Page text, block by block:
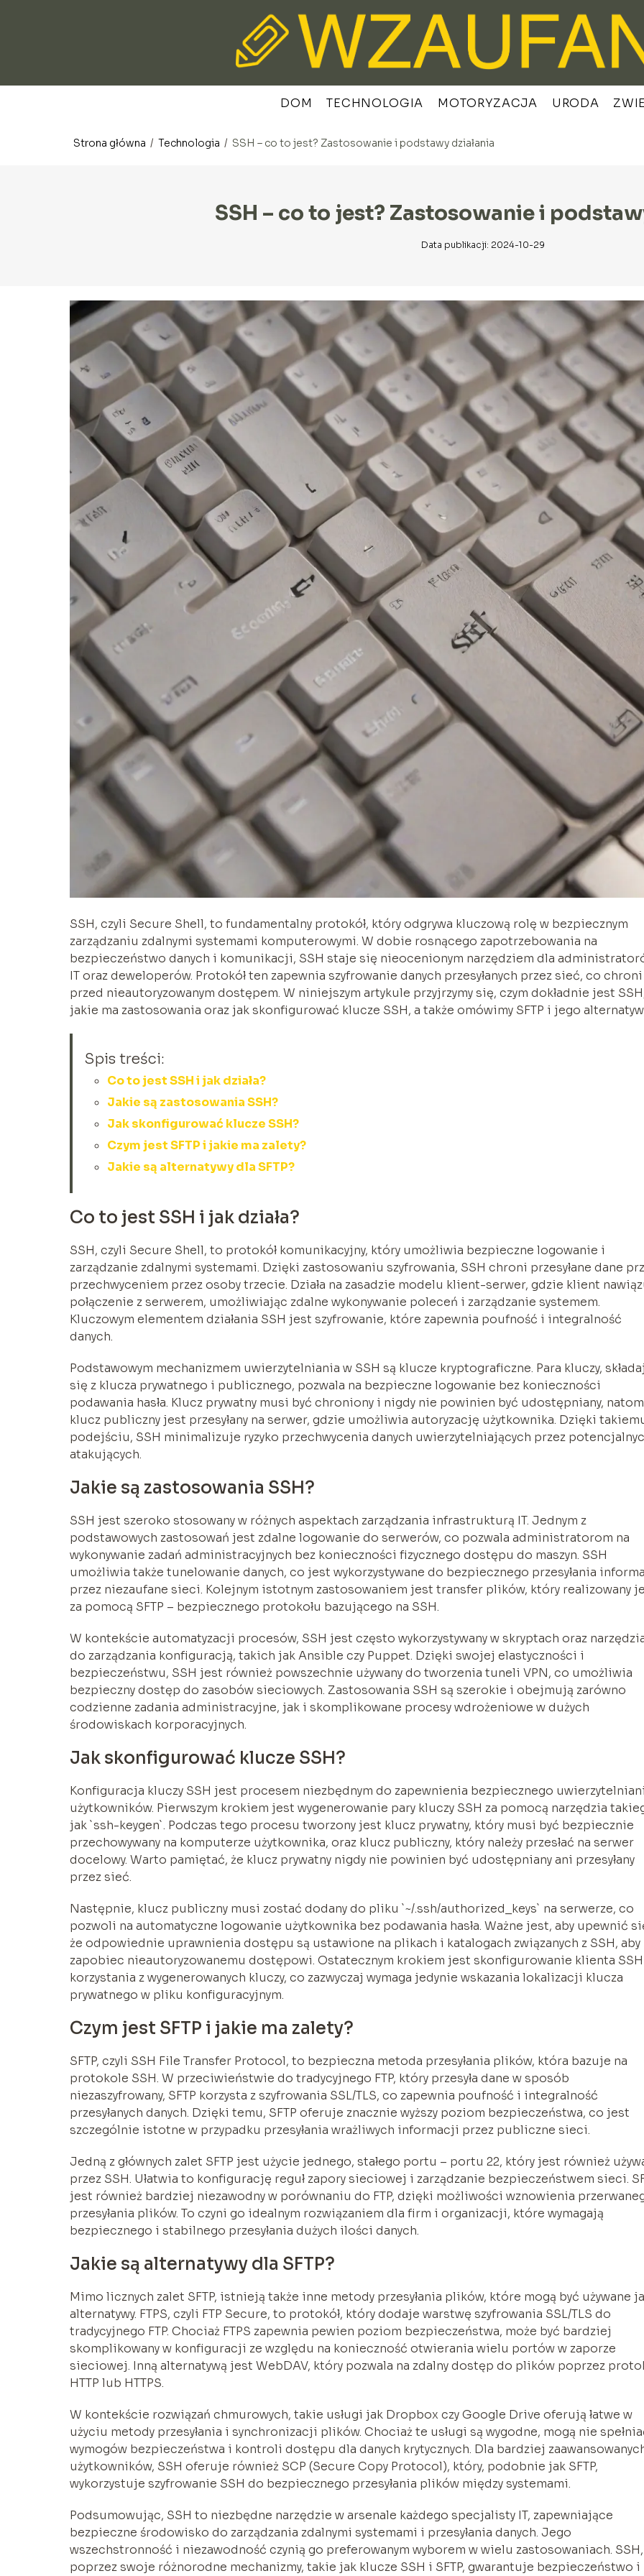
DOM TECHNOLOGIA MOTORYZACJA URODA
Strona główna / Technologia / SSH – co to jest? Zastosowanie i podstawy działania
SSH – co to jest? Zastosowanie i
Data publikacji: 2024-10-29
SSH, czyli Secure Shell, to fundamentalny protokół, który odgrywa kluczową rolę w bezpiecznym
zarządzaniu zdalnymi systemami komputerowymi. W dobie rosnącego zapotrzebowania na
bezpieczeństwo danych i komunikacji, SSH staje się nieocenionym narzędziem dla
IT oraz deweloperów. Protokół ten zapewnia szyfrowanie danych przesyłanych przez sieć, co
przed nieautoryzowanym dostępem. W niniejszym artykule przyjrzymy się, czym dokładnie jest
jakie ma zastosowania oraz jak skonfigurować klucze SSH, a także omówimy SFTP i jego
Spis treści:
Co to jest SSH i jak działa?
Jakie są zastosowania SSH?
Jak skonfigurować klucze SSH?
Czym jest SFTP i jakie ma zalety?
Jakie są alternatywy dla SFTP?
Co to jest SSH i jak działa?
SSH, czyli Secure Shell, to protokół komunikacyjny, który umożliwia bezpieczne logowanie i
zarządzanie zdalnymi systemami. Dzięki zastosowaniu szyfrowania, SSH chroni przesyłane dane
przechwyceniem przez osoby trzecie. Działa na zasadzie modelu klient-serwer, gdzie klient
połączenie z serwerem, umożliwiając zdalne wykonywanie poleceń i zarządzanie systemem.
Kluczowym elementem działania SSH jest szyfrowanie, które zapewnia poufność i integralność
danych.
Podstawowym mechanizmem uwierzytelniania w SSH są klucze kryptograficzne. Para kluczy,
się z klucza prywatnego i publicznego, pozwala na bezpieczne logowanie bez konieczności
podawania hasła. Klucz prywatny musi być chroniony i nigdy nie powinien być udostępniany,
klucz publiczny jest przesyłany na serwer, gdzie umożliwia autoryzację użytkownika. Dzięki
podejściu, SSH minimalizuje ryzyko przechwycenia danych uwierzytelniających przez
atakujących.
Jakie są zastosowania SSH?
SSH jest szeroko stosowany w różnych aspektach zarządzania infrastrukturą IT. Jednym z
podstawowych zastosowań jest zdalne logowanie do serwerów, co pozwala administratorom na
wykonywanie zadań administracyjnych bez konieczności fizycznego dostępu do maszyn. SSH
umożliwia także tunelowanie danych, co jest wykorzystywane do bezpiecznego przesyłania
przez niezaufane sieci. Kolejnym istotnym zastosowaniem jest transfer plików, który realizowany
za pomocą SFTP – bezpiecznego protokołu bazującego na SSH.
W kontekście automatyzacji procesów, SSH jest często wykorzystywany w skryptach oraz
do zarządzania konfiguracją, takich jak Ansible czy Puppet. Dzięki swojej elastyczności i
bezpieczeństwu, SSH jest również powszechnie używany do tworzenia tuneli VPN, co umożliwia
bezpieczny dostęp do zasobów sieciowych. Zastosowania SSH są szerokie i obejmują zarówno
codzienne zadania administracyjne, jak i skomplikowane procesy wdrożeniowe w dużych
środowiskach korporacyjnych.
Jak skonfigurować klucze SSH?
Konfiguracja kluczy SSH jest procesem niezbędnym do zapewnienia bezpiecznego
użytkowników. Pierwszym krokiem jest wygenerowanie pary kluczy SSH za pomocą narzędzia
jak `ssh-keygen`. Podczas tego procesu tworzony jest klucz prywatny, który musi być bezpiecznie
przechowywany na komputerze użytkownika, oraz klucz publiczny, który należy przesłać na serwer
docelowy. Warto pamiętać, że klucz prywatny nigdy nie powinien być udostępniany ani przesyłany
przez sieć.
Następnie, klucz publiczny musi zostać dodany do pliku `~/.ssh/authorized_keys` na serwerze, co
pozwoli na automatyczne logowanie użytkownika bez podawania hasła. Ważne jest, aby upewnić
że odpowiednie uprawnienia dostępu są ustawione na plikach i katalogach związanych z SSH, aby
zapobiec nieautoryzowanemu dostępowi. Ostatecznym krokiem jest skonfigurowanie klienta
korzystania z wygenerowanych kluczy, co zazwyczaj wymaga jedynie wskazania lokalizacji klucza
prywatnego w pliku konfiguracyjnym.
Czym jest SFTP i jakie ma zalety?
SFTP, czyli SSH File Transfer Protocol, to bezpieczna metoda przesyłania plików, która bazuje na
protokole SSH. W przeciwieństwie do tradycyjnego FTP, który przesyła dane w sposób
niezaszyfrowany, SFTP korzysta z szyfrowania SSL/TLS, co zapewnia poufność i integralność
przesyłanych danych. Dzięki temu, SFTP oferuje znacznie wyższy poziom bezpieczeństwa, co jest
szczególnie istotne w przypadku przesyłania wrażliwych informacji przez publiczne sieci.
Jedną z głównych zalet SFTP jest użycie jednego, stałego portu – portu 22, który jest również
przez SSH. Ułatwia to konfigurację reguł zapory sieciowej i zarządzanie bezpieczeństwem sieci.
jest również bardziej niezawodny w porównaniu do FTP, dzięki możliwości wznowienia
przesyłania plików. To czyni go idealnym rozwiązaniem dla firm i organizacji, które wymagają
bezpiecznego i stabilnego przesyłania dużych ilości danych.
Jakie są alternatywy dla SFTP?
Mimo licznych zalet SFTP, istnieją także inne metody przesyłania plików, które mogą być używane
alternatywy. FTPS, czyli FTP Secure, to protokół, który dodaje warstwę szyfrowania SSL/TLS do
tradycyjnego FTP. Chociaż FTPS zapewnia pewien poziom bezpieczeństwa, może być bardziej
skomplikowany w konfiguracji ze względu na konieczność otwierania wielu portów w zaporze
sieciowej. Inną alternatywą jest WebDAV, który pozwala na zdalny dostęp do plików poprzez
HTTP lub HTTPS.
W kontekście rozwiązań chmurowych, takie usługi jak Dropbox czy Google Drive oferują łatwe w
użyciu metody przesyłania i synchronizacji plików. Chociaż te usługi są wygodne, mogą nie
wymogów bezpieczeństwa i kontroli dostępu dla danych krytycznych. Dla bardziej
użytkowników, SSH oferuje również SCP (Secure Copy Protocol), który, podobnie jak SFTP,
wykorzystuje szyfrowanie SSH do bezpiecznego przesyłania plików między systemami.
Podsumowując, SSH to niezbędne narzędzie w arsenale każdego specjalisty IT, zapewniające
bezpieczne środowisko do zarządzania zdalnymi systemami i przesyłania danych. Jego
wszechstronność i niezawodność czynią go preferowanym wyborem w wielu zastosowaniach. SSH,
poprzez swoje różnorodne mechanizmy, takie jak klucze SSH i SFTP, gwarantuje bezpieczeństwo i